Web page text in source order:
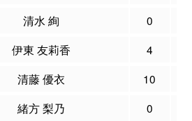
清水 絢 0
伊東 友莉香 4
清藤 優衣 10
緒方 梨乃 0